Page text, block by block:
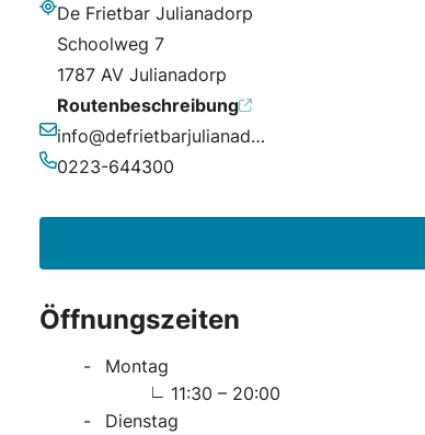
De Frietbar Julianadorp
Schoolweg 7
1787 AV Julianadorp
Routenbeschreibung
E-Mail-Adresse
info@defrietbarjulianadorp.nl
0223-644300
Öffnungszeiten
Montag
11:30 – 20:00
Dienstag